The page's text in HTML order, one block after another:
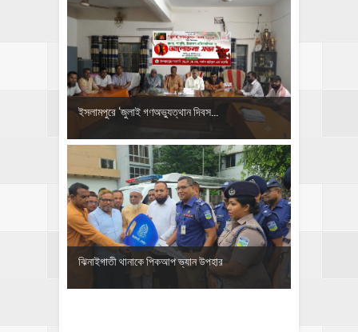
‎ইসলামপুরে ‘জুলাই গণঅভ্যুত্থান দিবস...
ঝিনাইগাতী থানাকে পিকআপ ভ্যান উপহার